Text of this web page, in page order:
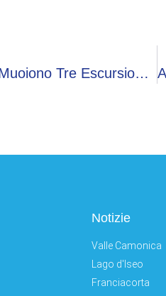
Vulcano Erutta In Indonesia, Muoiono Tre Escursionisti Sul Monte Dukono
Notizie
Valle Camonica
Lago d'Iseo
Franciacorta